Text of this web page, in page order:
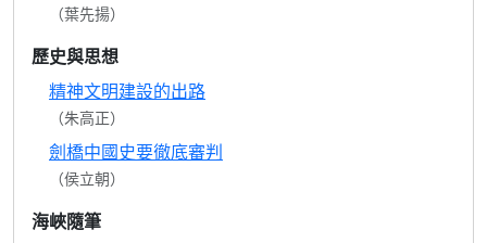
（葉先揚）
歷史與思想
精神文明建設的出路
（朱高正）
劍橋中國史要徹底審判
（侯立朝）
海峽隨筆